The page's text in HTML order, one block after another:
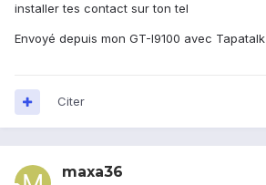
installer tes contact sur ton tel
Envoyé depuis mon GT-I9100 avec Tapatalk
Citer
maxa36